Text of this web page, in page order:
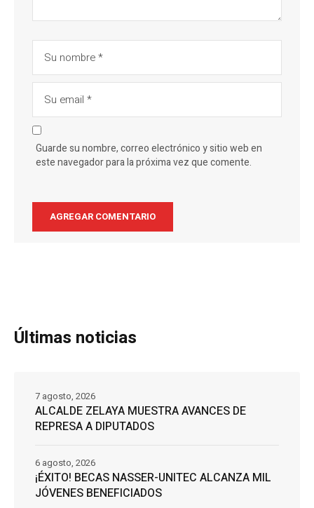
Guarde su nombre, correo electrónico y sitio web en
este navegador para la próxima vez que comente.
Últimas noticias
ALCALDE ZELAYA MUESTRA AVANCES DE
REPRESA A DIPUTADOS
7 agosto, 2026
¡ÉXITO! BECAS NASSER-UNITEC ALCANZA MIL
JÓVENES BENEFICIADOS
6 agosto, 2026